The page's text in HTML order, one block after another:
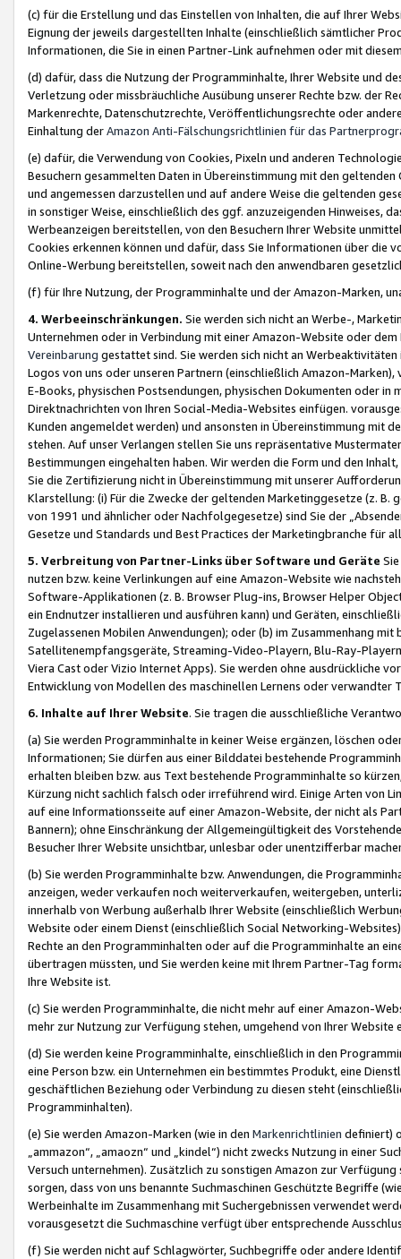
(c) für die Erstellung und das Einstellen von Inhalten, die auf Ihrer
Eignung der jeweils dargestellten Inhalte (einschließlich sämtlicher
Informationen, die Sie in einen Partner-Link aufnehmen oder mit
(d) dafür, dass die Nutzung der Programminhalte, Ihrer Website und
Verletzung oder missbräuchliche Ausübung unserer Rechte bzw. der
Markenrechte, Datenschutzrechte, Veröffentlichungsrechte oder
Einhaltung derAmazon Anti-Fälschungsrichtlinien für das
(e) dafür, die Verwendung von Cookies, Pixeln und anderen
Besuchern gesammelten Daten in Übereinstimmung mit den
und angemessen darzustellen und auf andere Weise die geltenden
in sonstiger Weise, einschließlich des ggf. anzuzeigenden Hinweises,
Werbeanzeigen bereitstellen, von den Besuchern Ihrer Website
Cookies erkennen können und dafür, dass Sie Informationen über die
Online-Werbung bereitstellen, soweit nach den anwendbaren
(f) für Ihre Nutzung, der Programminhalte und der Amazon-Marken,
4. Werbeeinschränkungen. Sie werden sich nicht an Werbe-,
Unternehmen oder in Verbindung mit einer Amazon-Website oder
Vereinbarung gestattet sind. Sie werden sich nicht an
Logos von uns oder unseren Partnern (einschließlich Amazon-
E-Books, physischen Postsendungen, physischen Dokumenten oder in
Direktnachrichten von Ihren Social-Media-Websites einfügen.
Kunden angemeldet werden) und ansonsten in Übereinstimmung mit
stehen. Auf unser Verlangen stellen Sie uns repräsentative
Bestimmungen eingehalten haben. Wir werden die Form und den
Sie die Zertifizierung nicht in Übereinstimmung mit unserer
Klarstellung: (i) Für die Zwecke der geltenden Marketinggesetze (z. B.
von 1991 und ähnlicher oder Nachfolgegesetze) sind Sie der
Gesetze und Standards und Best Practices der Marketingbranche für
5. Verbreitung von Partner-Links über Software und Geräte
nutzen bzw. keine Verlinkungen auf eine Amazon-Website wie
Software-Applikationen (z. B. Browser Plug-ins, Browser Helper
ein Endnutzer installieren und ausführen kann) und Geräten,
Zugelassenen Mobilen Anwendungen); oder (b) im Zusammenhang
Satellitenempfangsgeräte, Streaming-Video-Playern, Blu-Ray-
Viera Cast oder Vizio Internet Apps). Sie werden ohne ausdrückliche
Entwicklung von Modellen des maschinellen Lernens oder
6. Inhalte auf Ihrer Website. Sie tragen die ausschließliche
(a) Sie werden Programminhalte in keiner Weise ergänzen, löschen
Informationen; Sie dürfen aus einer Bilddatei bestehende
erhalten bleiben bzw. aus Text bestehende Programminhalte so
Kürzung nicht sachlich falsch oder irreführend wird. Einige Arten von
auf eine Informationsseite auf einer Amazon-Website, der nicht als
Bannern); ohne Einschränkung der Allgemeingültigkeit des
Besucher Ihrer Website unsichtbar, unlesbar oder unentzifferbar
(b) Sie werden Programminhalte bzw. Anwendungen, die
anzeigen, weder verkaufen noch weiterverkaufen, weitergeben,
innerhalb von Werbung außerhalb Ihrer Website (einschließlich
Website oder einem Dienst (einschließlich Social Networking-
Rechte an den Programminhalten oder auf die Programminhalte an
übertragen müssten, und Sie werden keine mit Ihrem Partner-Tag
Ihre Website ist.
(c) Sie werden Programminhalte, die nicht mehr auf einer Amazon-
mehr zur Nutzung zur Verfügung stehen, umgehend von Ihrer
(d) Sie werden keine Programminhalte, einschließlich in den
eine Person bzw. ein Unternehmen ein bestimmtes Produkt, eine
geschäftlichen Beziehung oder Verbindung zu diesen steht
Programminhalten).
(e) Sie werden Amazon-Marken (wie in den Markenrichtlinien definiert)
„ammazon“, „amaozn“ und „kindel“) nicht zwecks Nutzung in einer
Versuch unternehmen). Zusätzlich zu sonstigen Amazon zur
sorgen, dass von uns benannte Suchmaschinen Geschützte Begriffe
Werbeinhalte im Zusammenhang mit Suchergebnissen verwendet
vorausgesetzt die Suchmaschine verfügt über entsprechende
(f) Sie werden nicht auf Schlagwörter, Suchbegriffe oder andere